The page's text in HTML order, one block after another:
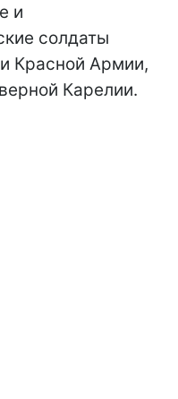
и
солдаты
Красной Армии,
Карелии.